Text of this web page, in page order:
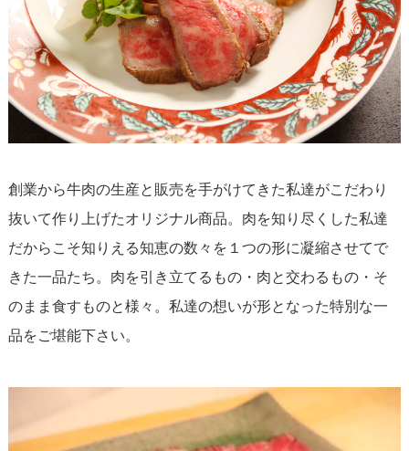
創業から牛肉の生産と販売を手がけてきた私達がこだわり
抜いて作り上げたオリジナル商品。肉を知り尽くした私達
だからこそ知りえる知恵の数々を１つの形に凝縮させてで
きた一品たち。肉を引き立てるもの・肉と交わるもの・そ
のまま食すものと様々。私達の想いが形となった特別な一
品をご堪能下さい。